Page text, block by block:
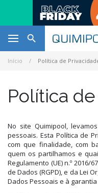

Início Política de
Política
No site Quimipool,
pessoais. Esta Política de
com que finalidade, com
quem os partilhamos e
Regulamento (UE) n.º 2016/
de Dados (RGPD), e da Lei
Dados Pessoais e à garantia